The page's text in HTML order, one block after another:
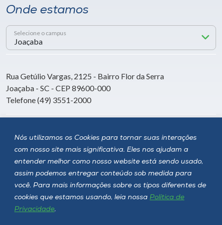
Nós utilizamos os Cookies para tornar suas interações
com nosso site mais significativa. Eles nos ajudam a
entender melhor como nosso website está sendo usado,
assim podemos entregar conteúdo sob medida para
você. Para mais informações sobre os tipos diferentes de
cookies que estamos usando, leia nossa Política de
Privacidade.
Onde estamos
Selecione o campus
Rua Getúlio Vargas, 2125 - Bairro Flor da Serra
Joaçaba - SC - CEP 89600-000
Telefone (49) 3551-2000
Siga a Unoesc